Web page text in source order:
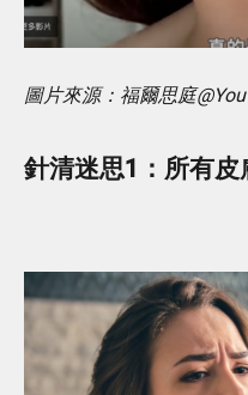
圖片來源：福爾思庭
針清迷思1：所有皮